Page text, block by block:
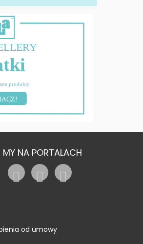
produkty
MY NA PORTALACH
od umowy